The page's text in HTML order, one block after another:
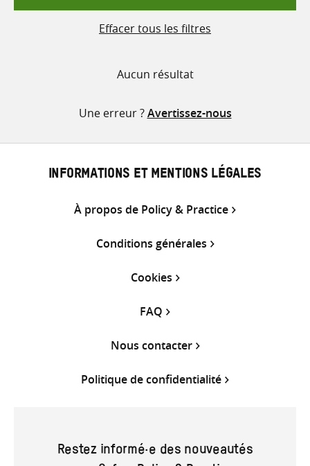
Effacer tous les filtres
Aucun résultat
Une erreur ?Avertissez-nous
INFORMATIONS ET MENTIONS LÉGALES
À propos de Policy & Practice
Conditions générales
Cookies
FAQ
Nous contacter
Politique de confidentialité
Restez informé·e des nouveautés